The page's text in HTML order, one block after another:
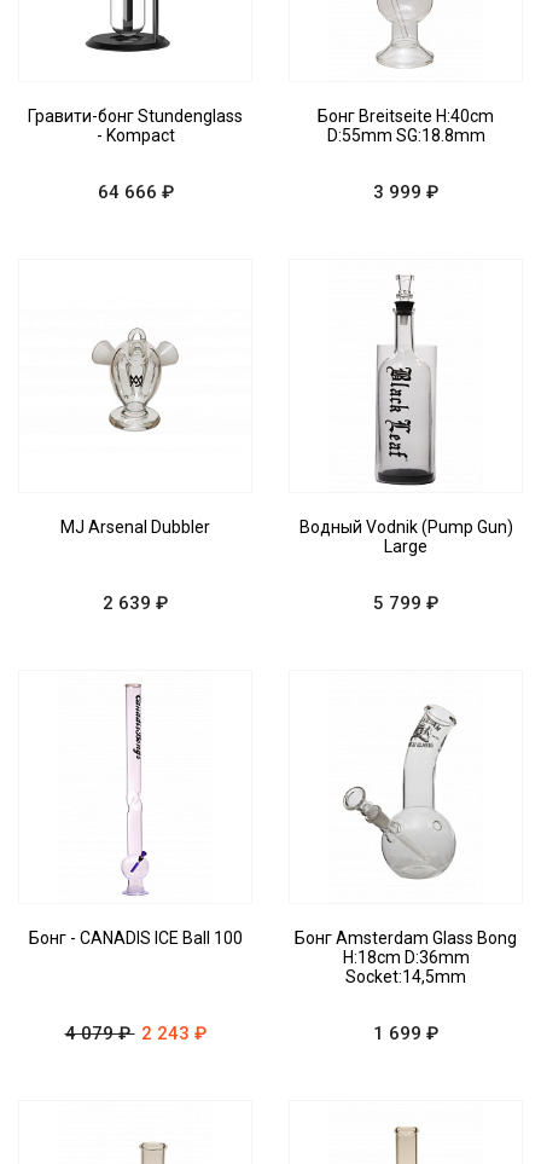
Гравити-бонг Stundenglass
- Kompact
64 666 ₽
Бонг Breitseite H:40cm
D:55mm SG:18.8mm
3 999 ₽
MJ Arsenal Dubbler
2 639 ₽
Водный Vodnik (Pump Gun)
Large
5 799 ₽
Бонг - CANADIS ICE Ball 100
4 079 ₽ 2 243 ₽
Бонг Amsterdam Glass Bong
H:18cm D:36mm
Socket:14,5mm
1 699 ₽